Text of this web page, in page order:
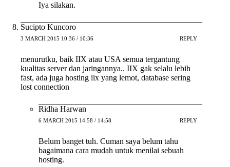
Iya silakan.
Sucipto Kuncoro
3 MARCH 2015 10:36 / 10:36 REPLY
menurutku, baik IIX atau USA semua tergantung
kualitas server dan jaringannya.. IIX gak selalu lebih
fast, ada juga hosting iix yang lemot, database sering
lost connection
Ridha Harwan
6 MARCH 2015 14:58 / 14:58 REPLY
Belum banget tuh. Cuman saya belum tahu
bagaimana cara mudah untuk menilai sebuah
hosting.